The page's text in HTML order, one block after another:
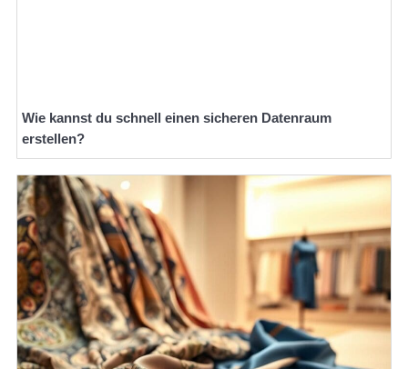
Wie kannst du schnell einen sicheren Datenraum
erstellen?